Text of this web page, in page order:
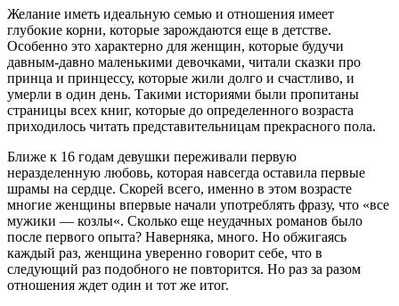
Желание иметь идеальную семью и отношения имеет
глубокие корни, которые зарождаются еще в детстве.
Особенно это характерно для женщин, которые будучи
давным-давно маленькими девочками, читали сказки про
принца и принцессу, которые жили долго и счастливо, и
умерли в один день. Такими историями были пропитаны
страницы всех книг, которые до определенного возраста
приходилось читать представительницам прекрасного пола.
Ближе к 16 годам девушки переживали первую
неразделенную любовь, которая навсегда оставила первые
шрамы на сердце. Скорей всего, именно в этом возрасте
многие женщины впервые начали употреблять фразу, что «все
мужики — козлы«. Сколько еще неудачных романов было
после первого опыта? Наверняка, много. Но обжигаясь
каждый раз, женщина уверенно говорит себе, что в
следующий раз подобного не повторится. Но раз за разом
отношения ждет один и тот же итог.